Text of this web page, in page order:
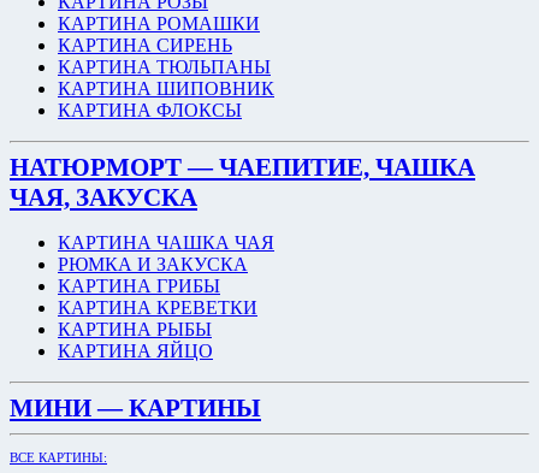
КАРТИНА РОМАШКИ
КАРТИНА СИРЕНЬ
КАРТИНА ТЮЛЬПАНЫ
КАРТИНА ШИПОВНИК
КАРТИНА ФЛОКСЫ
НАТЮРМОРТ — ЧАЕПИТИЕ, ЧАШКА
ЧАЯ, ЗАКУСКА
КАРТИНА ЧАШКА ЧАЯ
РЮМКА И ЗАКУСКА
КАРТИНА ГРИБЫ
КАРТИНА КРЕВЕТКИ
КАРТИНА РЫБЫ
КАРТИНА ЯЙЦО
МИНИ — КАРТИНЫ
ВСЕ КАРТИНЫ: